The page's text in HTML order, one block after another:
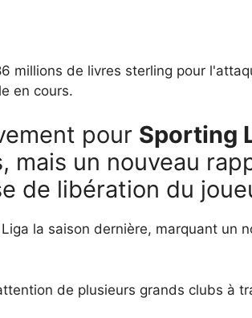
millions de livres sterling pour
en cours.
pour Sporting
mais un nouveau
de libération du
la saison dernière, marquant un
de plusieurs grands clubs à